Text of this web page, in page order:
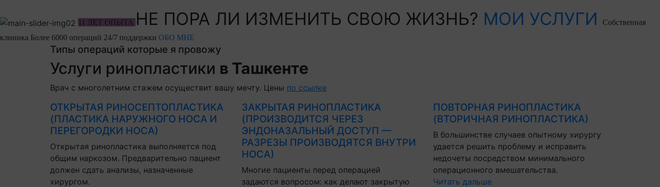
11 ЛЕТ ОПЫТА НЕ ПОРА ЛИ ИЗМЕНИТЬ СВОЮ ЖИЗНЬ? МОИ УСЛУГИ
Собственная
клиника Более 6000 операций 24/7 поддержки ОБО МНЕ
Типы операций которые я провожу
Услуги ринопластики в Ташкенте
Врач с многолетним стажем осуществит вашу мечту. Цены по ссылке
ОТКРЫТАЯ РИНОСЕПТОПЛАСТИКА
(ПЛАСТИКА НАРУЖНОГО НОСА И
ПЕРЕГОРОДКИ НОСА)
Открытая ринопластика выполняется под
общим наркозом. Предварительно пациент
должен сдать анализы, назначенные
хирургом.
ЗАКРЫТАЯ РИНОПЛАСТИКА
(ПРОИЗВОДИТСЯ ЧЕРЕЗ
ЭНДОНАЗАЛЬНЫЙ ДОСТУП —
РАЗРЕЗЫ ПРОИЗВОДЯТСЯ ВНУТРИ
НОСА)
Многие пациенты перед операцией
задаются вопросом: как делают закрытую
ПОВТОРНАЯ РИНОПЛАСТИКА
(ВТОРИЧНАЯ РИНОПЛАСТИКА)
В большинстве случаев опытному хирургу
удается решить проблему и исправить
недочеты посредством минимального
операционного вмешательства.
Читать дальше